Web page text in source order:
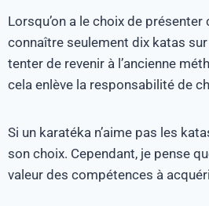
Lorsqu’on a le choix de
connaître seulement dix katas
tenter de revenir à l’ancienne
cela enlève la responsabilité de
Si un karatéka n’aime pas les
son choix. Cependant, je pense
valeur des compétences à